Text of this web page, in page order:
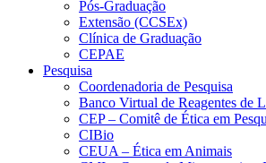
Pós-Graduação
Extensão (CCSEx)
Clínica de Graduação
CEPAE
Pesquisa
Coordenadoria de Pesquisa
Banco Virtual de Reagentes de
CEP – Comitê de Ética em
CIBio
CEUA – Ética em Animais